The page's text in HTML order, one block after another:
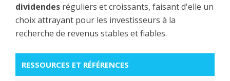
dividendes réguliers et croissants, faisant d'elle un
choix attrayant pour les investisseurs à la
recherche de revenus stables et fiables.
RESSOURCES ET RÉFÉRENCES